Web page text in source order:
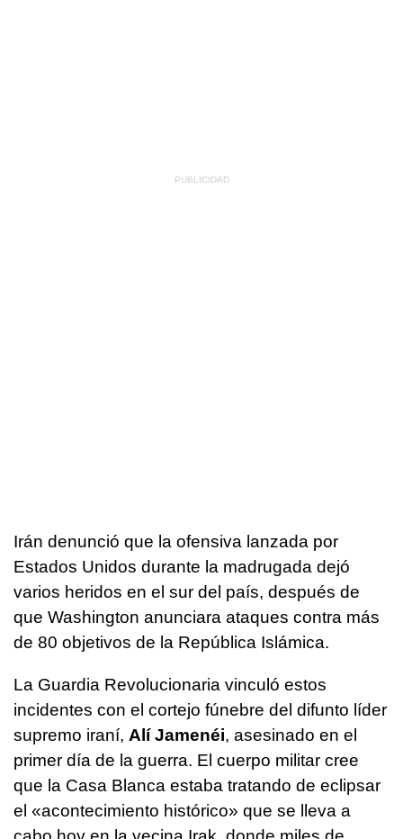
Irán denunció que la ofensiva lanzada por
Estados Unidos durante la madrugada dejó
varios heridos en el sur del país, después de
que Washington anunciara ataques contra más
de 80 objetivos de la República Islámica.
La Guardia Revolucionaria vinculó estos
incidentes con el cortejo fúnebre del difunto líder
supremo iraní, Alí Jamenéi, asesinado en el
primer día de la guerra. El cuerpo militar cree
que la Casa Blanca estaba tratando de eclipsar
el «acontecimiento histórico» que se lleva a